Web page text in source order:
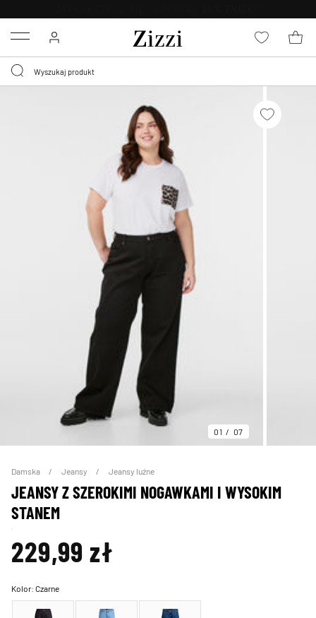
Menu
01 07
Damska Jeansy Jeansy luźne
JEANSY Z SZEROKIMI NOGAWKAMI I WYSOKIM
STANEM
229,99 zł
Kolor:Czarne